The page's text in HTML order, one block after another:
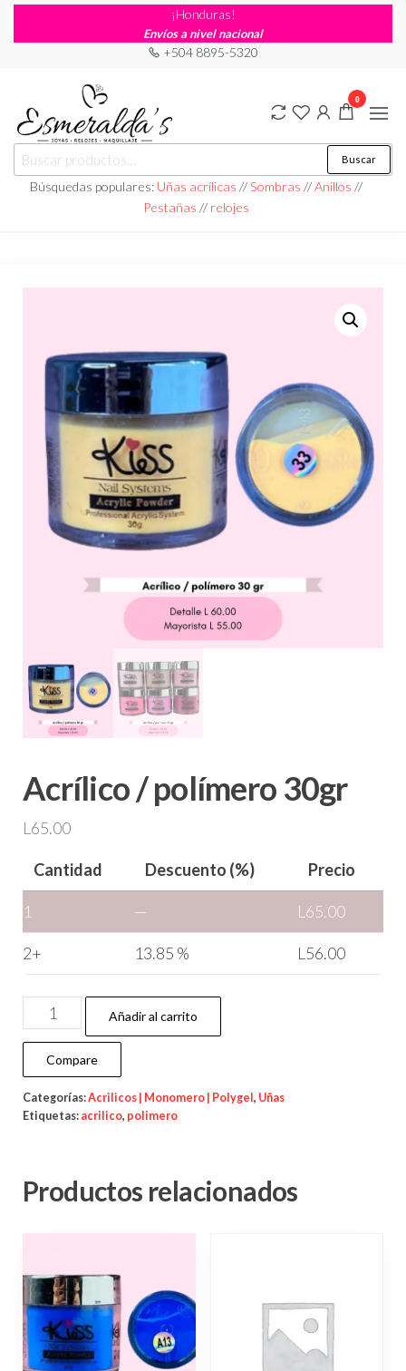
¡Honduras!
Envíos a nivel nacional
+504 8895-5320
Joyería
Esmeraldas
Joyería |
Maquillaje
|
Relojería
Buscar
Búsquedas populares: Uñas acrílicas //Sombras //Anillos //
Pestañas // relojes
0
Acrílico / polímero 30gr
L 65.00
Cantidad Descuento (%) Precio
1 — L 65.00
2+ 13.85 % L 56.00
Añadir al carrito
Compare
Categorías:Acrilicos | Monomero | Polygel , Uñas
Etiquetas: acrilico, polimero
Productos relacionados